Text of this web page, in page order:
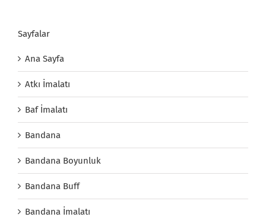
Sayfalar
Ana Sayfa
Atkı İmalatı
Baf İmalatı
Bandana
Bandana Boyunluk
Bandana Buff
Bandana İmalatı